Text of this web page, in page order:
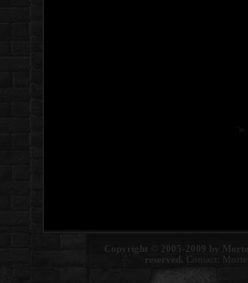
Copyright © 2005-2009 by
reserved. Contact: